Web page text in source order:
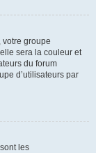
votre groupe
sera la couleur et
du forum
d’utilisateurs par
les